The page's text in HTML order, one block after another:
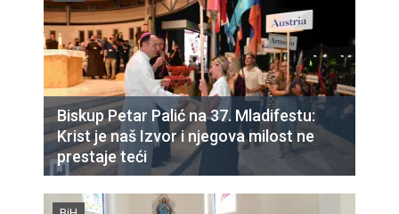
Biskup Petar Palić na 37. Mladifestu:
Krist je naš Izvor i njegova milost ne
prestaje teći